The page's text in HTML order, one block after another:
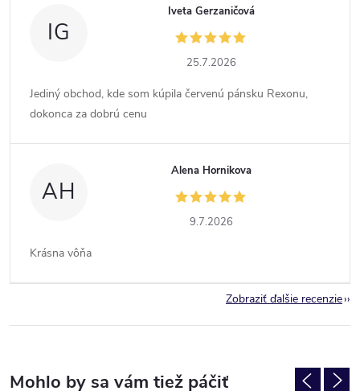
IG
Iveta Gerzaničová
25.7.2026
Jediný obchod, kde som kúpila červenú pánsku Rexonu,
dokonca za dobrú cenu
AH
Alena Hornikova
9.7.2026
Krásna vôňa
Zobraziť ďalšie recenzie